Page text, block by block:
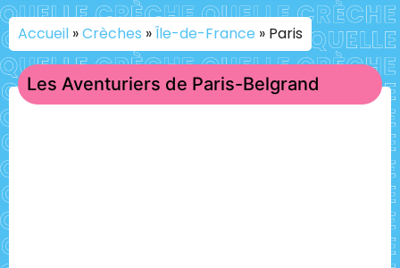
Accueil »Crèches »Île-de-France » Paris
Les Aventuriers de Paris-Belgrand